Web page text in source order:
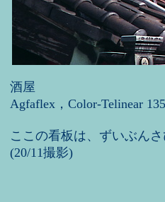
酒屋
Agfaflex，Color-Telinear
ここの看板は、ずいぶん
(20/11撮影)